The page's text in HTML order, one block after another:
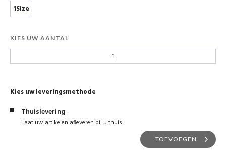
1Size
KIES UW AANTAL
Kies uw leveringsmethode
Thuislevering
Laat uw artikelen afleveren bij u thuis
TOEVOEGEN